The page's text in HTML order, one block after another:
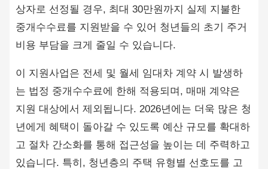
상자로 선정될 경우, 최대 30만원까지 실제 지불한
중개수수료를 지원받을 수 있어 청년들의 초기 주거
비용 부담을 크게 줄일 수 있습니다.
이 지원사업은 전세 및 월세 임대차 계약 시 발생하
는 법정 중개수수료에 한해 적용되며, 매매 계약은
지원 대상에서 제외됩니다. 2026년에는 더욱 많은 청
년에게 혜택이 돌아갈 수 있도록 예산 규모를 확대하
고 절차 간소화를 통해 접근성을 높이는 데 주력하고
있습니다. 특히, 청년층의 주택 유형별 선호도를 고